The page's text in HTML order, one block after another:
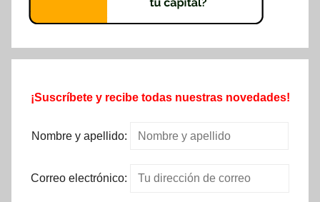
¡Suscríbete y recibe todas nuestras novedades!
Nombre y apellido:
Correo electrónico: